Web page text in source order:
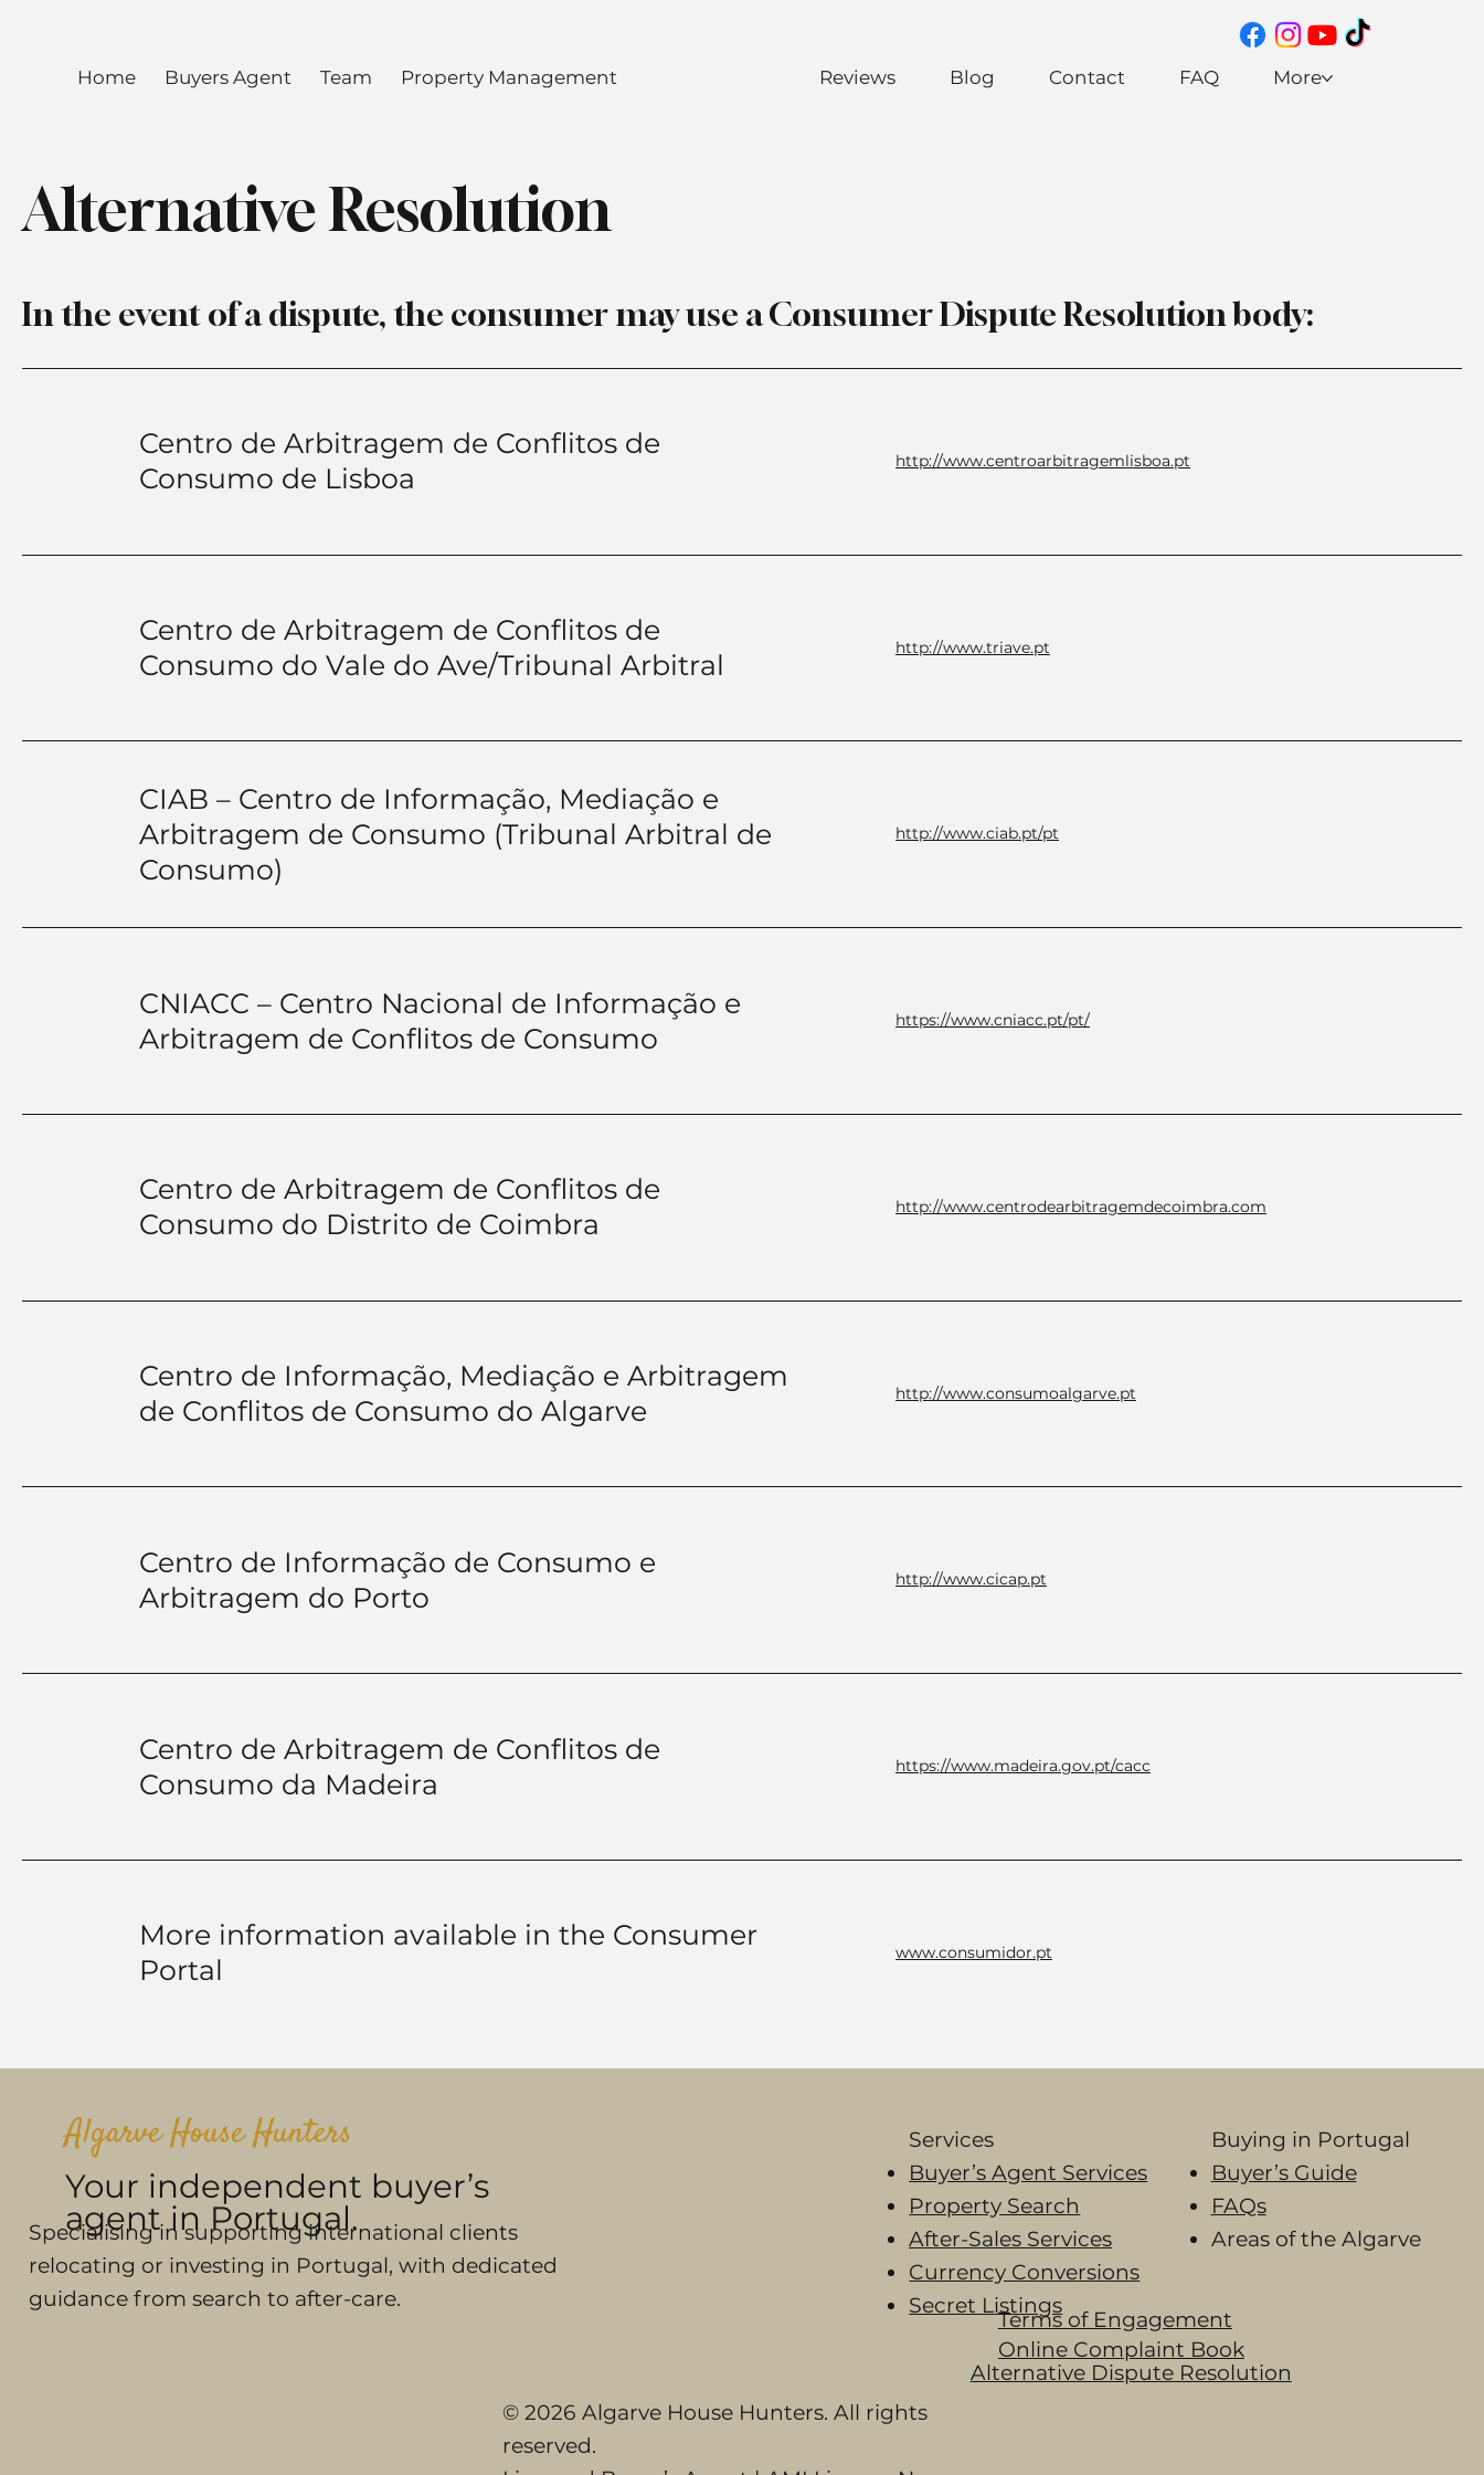
Home Buyers Agent Team Property Management Reviews Blog Contact FAQ More
Alternative Resolution
In the event of a dispute, the consumer may use a Consumer Dispute Resolution body:
Centro de Arbitragem de Conflitos de
Consumo de Lisboa
http://www.centroarbitragemlisboa.pt
Centro de Arbitragem de Conflitos de
Consumo do Vale do Ave/Tribunal Arbitral
http://www.triave.pt
CIAB – Centro de Informação, Mediação e
Arbitragem de Consumo (Tribunal Arbitral de
Consumo)
http://www.ciab.pt/pt
CNIACC – Centro Nacional de Informação e
Arbitragem de Conflitos de Consumo
https://www.cniacc.pt/pt/
Centro de Arbitragem de Conflitos de
Consumo do Distrito de Coimbra
http://www.centrodearbitragemdecoimbra.com
Centro de Informação, Mediação e Arbitragem
de Conflitos de Consumo do Algarve
http://www.consumoalgarve.pt
Centro de Informação de Consumo e
Arbitragem do Porto
http://www.cicap.pt
Centro de Arbitragem de Conflitos de
Consumo da Madeira
https://www.madeira.gov.pt/cacc
More information available in the Consumer
Portal
www.consumidor.pt
Algarve House Hunters
Your independent buyer’s
agent in Portugal.
Specialising in supporting international clients
relocating or investing in Portugal, with dedicated
guidance from search to after-care.
© 2026 Algarve House Hunters. All rights
reserved.
Services
Buyer’s Agent Services
Property Search
After-Sales Services
Currency Conversions
Secret Listings
Terms of Engagement
Online Complaint Book​
Alternative Dispute Resolution
Buying in Portugal​
Buyer’s Guide
FAQs
Areas of the Algarve